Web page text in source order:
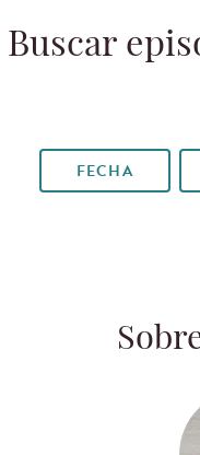
Buscar
FECHA